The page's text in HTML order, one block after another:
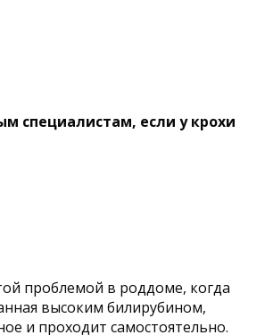
специалистам, если у крохи
проблемой в роддоме, когда
высоким билирубином,
и проходит самостоятельно.